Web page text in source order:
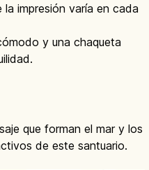
impresión varía en cada
y una chaqueta
que forman el mar y los
de este santuario.